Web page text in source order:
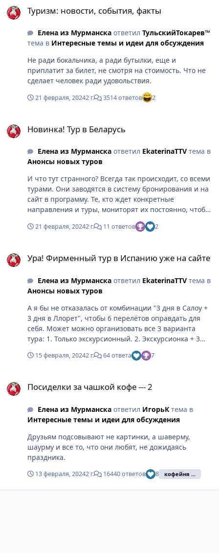
Туризм: новости, события, факты
Елена из Мурманскаответил ТульскийТокарев™
тема в Интересные темы и идеи для обсуждения
Не ради бокальчика, а ради бутылки, еще и
приплатит за билет, не смотря на стоимость. Что не
сделает человек ради удовольствия.
21 февраля, 20242 г. 3514 ответов 2
Новинка! Тур в Беларусь
Елена из Мурманскаответил EkaterinaTTVтема в
Анонсы новых туров
И что тут странного? Всегда так происходит, со всеми
турами. Они заводятся в систему бронирования и на
сайт в программу. Те, кто ждет конкретные
направления и туры, мониторят их постоянно, чтобы
занять любимые места и попасть в акцию
бесплатного бронирования. А уже потом доходит
Новостях. Вы же тоже сами нашли. И в следующий
21 февраля, 20242 г. 11 ответов 2
Ура! Фирменный тур в Испанию уже на сайте
Елена из Мурманскаответил EkaterinaTTVтема в
Анонсы новых туров
А я бы не отказалась от комбинации "3 дня в Салоу +
3 дня в Ллорет", чтобы 6 перелётов оправдать для
себя. Может можно организовать все 3 варианта
тура: 1. Только экскурсионный. 2. Экскурсионка + 3
курорта Заверните всё, пжл-ста.
15 февраля, 20242 г. 64 ответа 7
Посиделки за чашкой кофе --- 2
Елена из Мурманскаответил ИгорьКтема в
Интересные темы и идеи для обсуждения
Друзьям подсовывают не картинки, а шаверму,
шаурму и все то, что они любят, не дожидаясь
праздника.
13 февраля, 20242 г. 16440 ответов 8 кофейня ...